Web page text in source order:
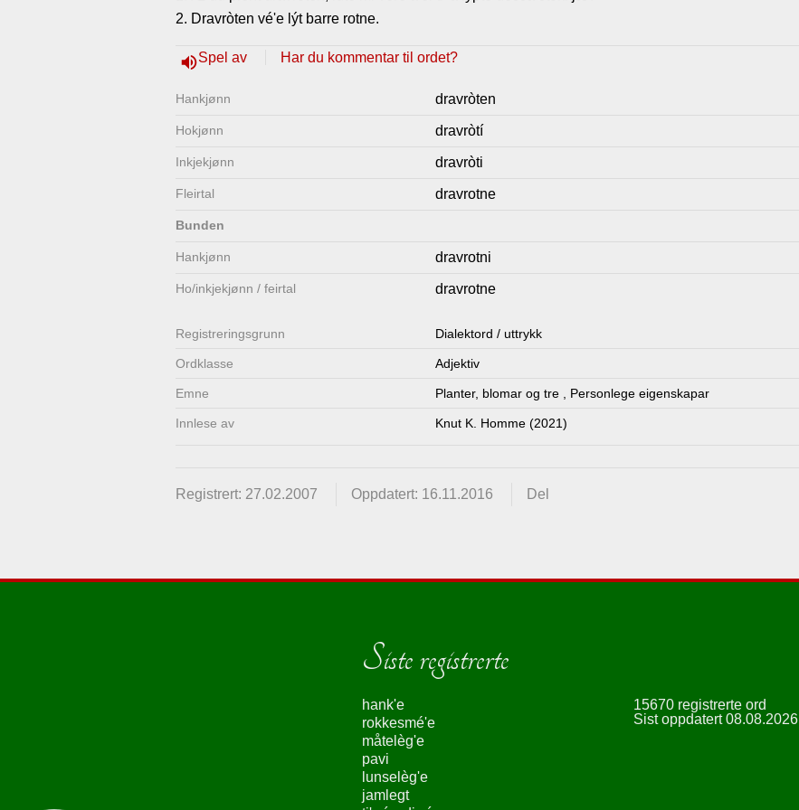
2. Dravròten vé'e lýt barre rotne.
volume_upSpel av Har du kommentar til ordet?
Hankjønn dravròten
Hokjønn dravròtí
Inkjekjønn dravròti
Fleirtal dravrotne
Bunden
Hankjønn dravrotni
Ho/inkjekjønn / feirtal dravrotne
Registrerings­grunn Dialektord / uttrykk
Ordklasse Adjektiv
Emne Planter, blomar og tre, Personlege eigenskapar
Innlese av Knut K. Homme (2021)
Registrert: 27.02.2007 Oppdatert: 16.11.2016 Del
Siste registrerte
hank'e
rokkesmé'e
måtelèg'e
pavi
lunselèg'e
jamlegt
15670 registrerte ord
Sist oppdatert 08.08.2026